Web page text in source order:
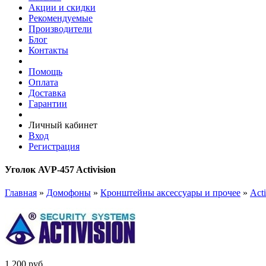
Акции и скидки
Рекомендуемые
Производители
Блог
Контакты
Помощь
Оплата
Доставка
Гарантии
Личный кабинет
Вход
Регистрация
Уголок AVP-457 Activision
Главная » Домофоны » Кронштейны аксессуары и прочее »